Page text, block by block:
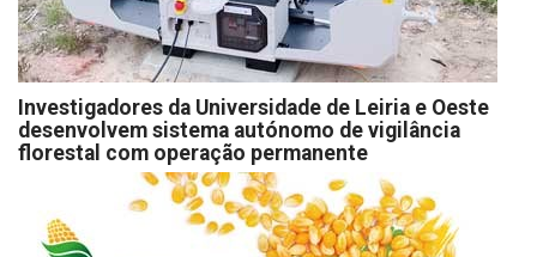
Investigadores da Universidade de Leiria e Oeste
desenvolvem sistema autónomo de vigilância
florestal com operação permanente